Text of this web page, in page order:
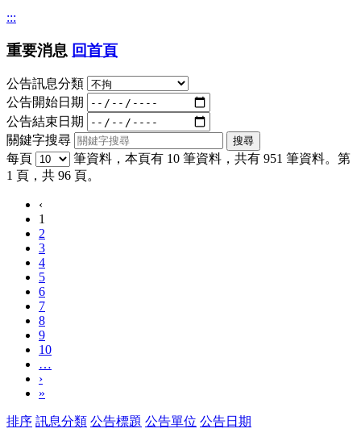
:::
重要消息 回首頁
公告訊息分類
公告開始日期
公告結束日期
關鍵字搜尋
每頁
筆資料，本頁有 10 筆資料，共有 951 筆資料。第
1 頁，共 96 頁。
‹
1
2
3
4
5
6
7
8
9
10
…
›
»
排序 訊息分類 公告標題 公告單位 公告日期